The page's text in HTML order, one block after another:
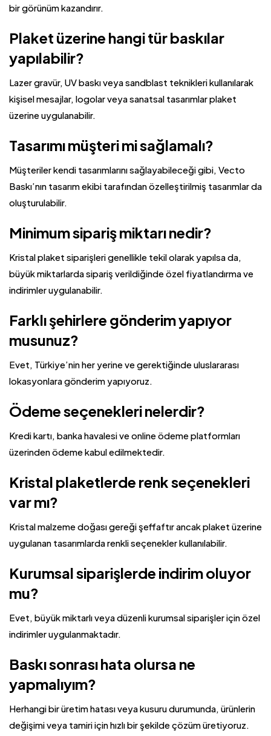
bir görünüm kazandırır.
Plaket üzerine hangi tür baskılar
yapılabilir?
Lazer gravür, UV baskı veya sandblast teknikleri kullanılarak
kişisel mesajlar, logolar veya sanatsal tasarımlar plaket
üzerine uygulanabilir.
Tasarımı müşteri mi sağlamalı?
Müşteriler kendi tasarımlarını sağlayabileceği gibi, Vecto
Baskı’nın tasarım ekibi tarafından özelleştirilmiş tasarımlar da
oluşturulabilir.
Minimum sipariş miktarı nedir?
Kristal plaket siparişleri genellikle tekil olarak yapılsa da,
büyük miktarlarda sipariş verildiğinde özel fiyatlandırma ve
indirimler uygulanabilir.
Farklı şehirlere gönderim yapıyor
musunuz?
Evet, Türkiye’nin her yerine ve gerektiğinde uluslararası
lokasyonlara gönderim yapıyoruz.
Ödeme seçenekleri nelerdir?
Kredi kartı, banka havalesi ve online ödeme platformları
üzerinden ödeme kabul edilmektedir.
Kristal plaketlerde renk seçenekleri
var mı?
Kristal malzeme doğası gereği şeffaftır ancak plaket üzerine
uygulanan tasarımlarda renkli seçenekler kullanılabilir.
Kurumsal siparişlerde indirim oluyor
mu?
Evet, büyük miktarlı veya düzenli kurumsal siparişler için özel
indirimler uygulanmaktadır.
Baskı sonrası hata olursa ne
yapmalıyım?
Herhangi bir üretim hatası veya kusuru durumunda, ürünlerin
değişimi veya tamiri için hızlı bir şekilde çözüm üretiyoruz.